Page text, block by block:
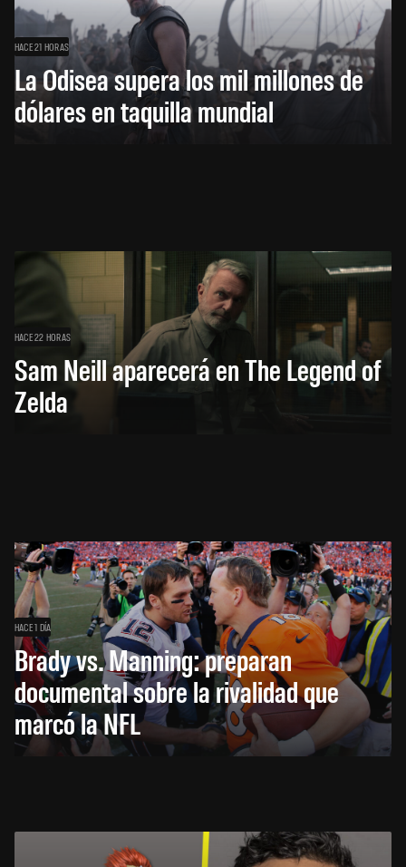
HACE 21 HORAS
La Odisea supera los mil millones de
dólares en taquilla mundial
HACE 22 HORAS
Sam Neill aparecerá en The Legend of
Zelda
HACE 1 DÍA
Brady vs. Manning: preparan
documental sobre la rivalidad que
marcó la NFL